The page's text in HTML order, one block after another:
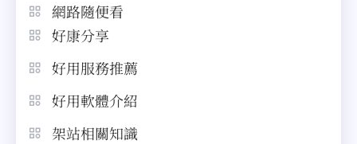
網路隨便看
好康分享
好用服務推薦
好用軟體介紹
架站相關知識